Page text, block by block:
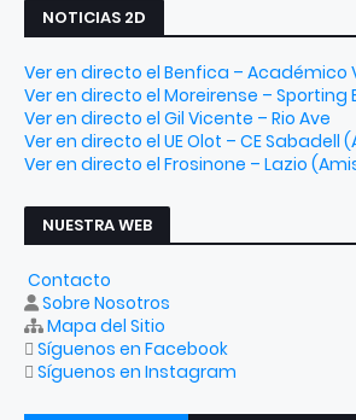
NOTICIAS 2D
Ver en directo el Benfica – Académico
Ver en directo el Moreirense – Sporting
Ver en directo el Gil Vicente – Rio Ave
Ver en directo el UE Olot – CE Sabadell
Ver en directo el Frosinone – Lazio
NUESTRA WEB
Contacto
Sobre Nosotros
Mapa del Sitio
Síguenos en Facebook
Síguenos en Instagram